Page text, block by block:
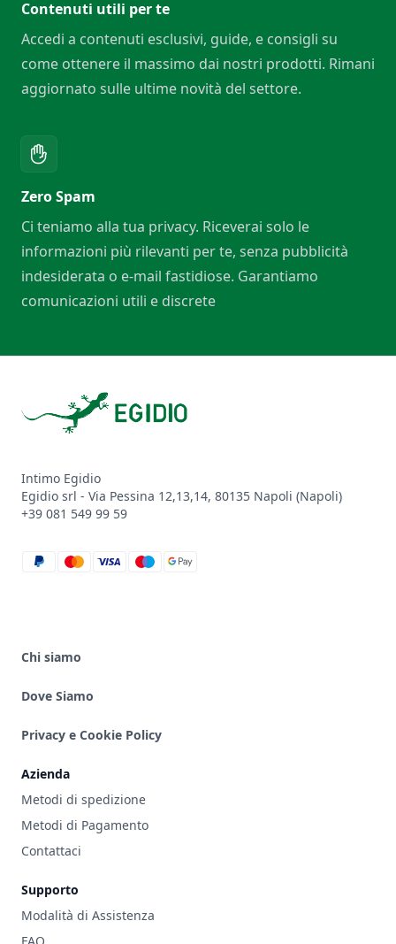
Contenuti utili per te
Accedi a contenuti esclusivi, guide, e consigli su
come ottenere il massimo dai nostri prodotti. Rimani
aggiornato sulle ultime novità del settore.
Zero Spam
Ci teniamo alla tua privacy. Riceverai solo le
informazioni più rilevanti per te, senza pubblicità
indesiderata o e-mail fastidiose. Garantiamo
comunicazioni utili e discrete
Intimo Egidio
Egidio srl - Via Pessina 12,13,14, 80135 Napoli (Napoli)
+39 081 549 99 59
paypal
mastercard
visa
maestro
google_pay
Chi siamo
Dove Siamo
Privacy e Cookie Policy
Azienda
Metodi di spedizione
Metodi di Pagamento
Contattaci
Supporto
Modalità di Assistenza
FAQ